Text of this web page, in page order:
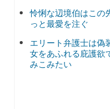
怜悧な辺境伯はこの
っと最愛を注ぐ
エリート弁護士は偽
女をあふれる庇護欲
みこみたい